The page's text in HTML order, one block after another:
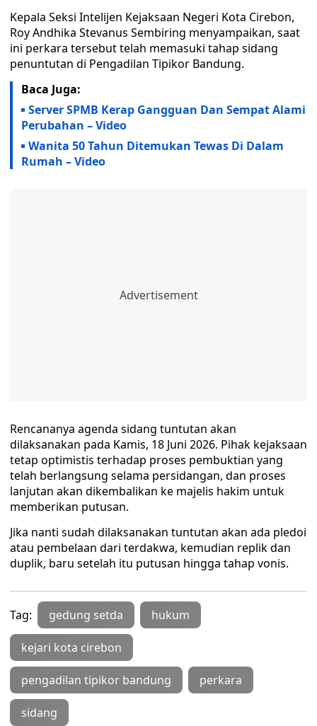
Kepala Seksi Intelijen Kejaksaan Negeri Kota Cirebon,
Roy Andhika Stevanus Sembiring menyampaikan, saat
ini perkara tersebut telah memasuki tahap sidang
penuntutan di Pengadilan Tipikor Bandung.
Baca Juga:
Server SPMB Kerap Gangguan Dan Sempat Alami
Perubahan – Video
Wanita 50 Tahun Ditemukan Tewas Di Dalam
Rumah – Video
Rencananya agenda sidang tuntutan akan
dilaksanakan pada Kamis, 18 Juni 2026. Pihak kejaksaan
tetap optimistis terhadap proses pembuktian yang
telah berlangsung selama persidangan, dan proses
lanjutan akan dikembalikan ke majelis hakim untuk
memberikan putusan.
Jika nanti sudah dilaksanakan tuntutan akan ada pledoi
atau pembelaan dari terdakwa, kemudian replik dan
duplik, baru setelah itu putusan hingga tahap vonis.
Tag: gedung setda hukum
kejari kota cirebon
pengadilan tipikor bandung perkara
sidang